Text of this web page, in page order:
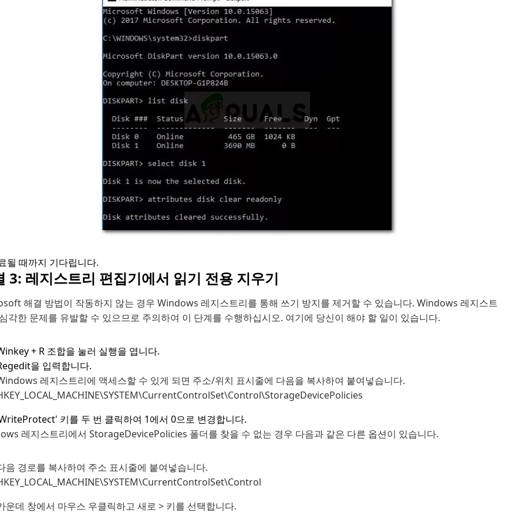
될 때까지 기다립니다.
3: 레지스트리 편집기에서 읽기 전용 지우기
해결 방법이 작동하지 않는 경우 Windows 레지스트리를 통해 쓰기 방지를 제거할 수 있습니다. Windows 레지스트
각한 문제를 유발할 수 있으므로 주의하여 이 단계를 수행하십시오. 여기에 당신이 해야 할 일이 있습니다.
+ R 조합을 눌러 실행을 엽니다.
을 입력합니다.
레지스트리에 액세스할 수 있게 되면 주소/위치 표시줄에 다음을 복사하여 붙여넣습니다.
키를 두 번 클릭하여 1에서 0으로 변경합니다.
레지스트리에서 StorageDevicePolicies 폴더를 찾을 수 없는 경우 다음과 같은 다른 옵션이 있습니다.
음 경로를 복사하여 주소 표시줄에 붙여넣습니다.
운데 창에서 마우스 우클릭하고 새로 > 키를 선택합니다.